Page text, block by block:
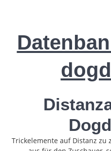
Trickelemente auf Distanz zu